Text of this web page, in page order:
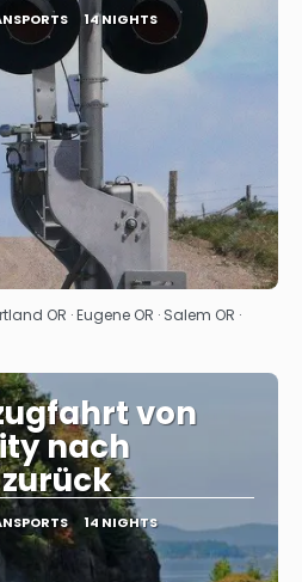
14 NIGHTS
See
OR · Eugene OR · Salem OR ·
von
nach
14 NIGHTS